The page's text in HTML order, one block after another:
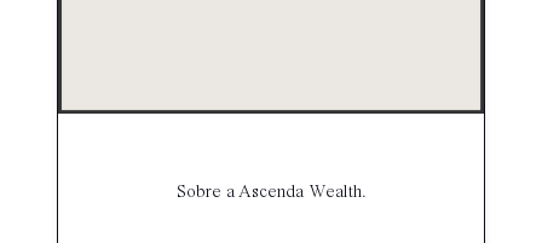
Sobre a Ascenda Wealth.